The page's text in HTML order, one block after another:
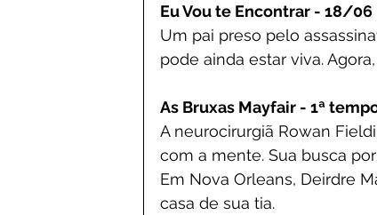
Eu Vou te Encontrar - 18/06
Um pai preso pelo
pode ainda estar viva.
As Bruxas Mayfair - 1ª
A neurocirurgiã Rowan
com a mente. Sua busca
Em Nova Orleans, Deirdre
casa de sua tia.